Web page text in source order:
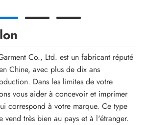
Co., Ltd. est un fabricant réputé
Chine, avec plus de dix ans
Dans les limites de votre
vous aider à concevoir et imprimer
correspond à votre marque. Ce type
vend très bien au pays et à l'étranger.